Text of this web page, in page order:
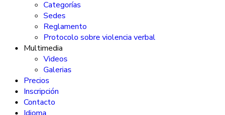
Categorías
Sedes
Reglamento
Protocolo sobre violencia verbal
Multimedia
Videos
Galerias
Precios
Inscripción
Contacto